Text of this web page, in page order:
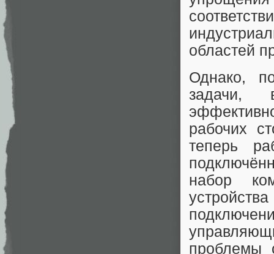
областей
Однако,
задачи,
рабочих
теперь
набор
проблемы